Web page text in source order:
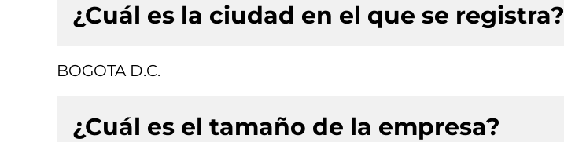
¿Cuál es la ciudad en el que se registra?
BOGOTA D.C.
¿Cuál es el tamaño de la empresa?